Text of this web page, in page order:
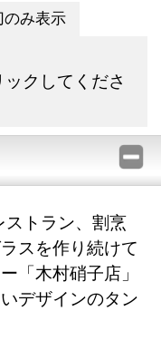
のみ表示
ックしてくださ
トラン、割烹
スを作り続けて
「木村硝子店」
デザインのタン